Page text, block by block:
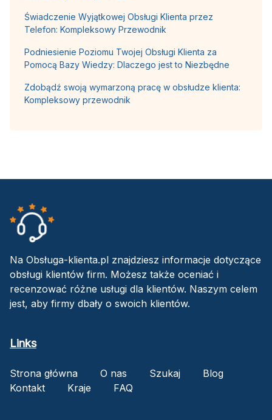
Świadczenie Wyjątkowej Obsługi Klienta przez
Telefon: Kompleksowy Przewodnik
Podniesienie Poziomu Twojej Obsługi Klienta za
Pomocą Bazy Wiedzy: Dlaczego jest to Niezbędne
Zdobądź swoją wymarzoną pracę w obsłudze klienta:
Kompleksowy przewodnik
Na Obsługa-klienta.pl znajdziesz informacje dotyczące
obsługi klientów firm. Możesz także oceniać i
recenzować różne usługi dla klientów. Naszym celem
jest, aby firmy dbały o swoich klientów.
Links
Strona główna O nas Szukaj
Blog
Kontakt
Kraje FAQ